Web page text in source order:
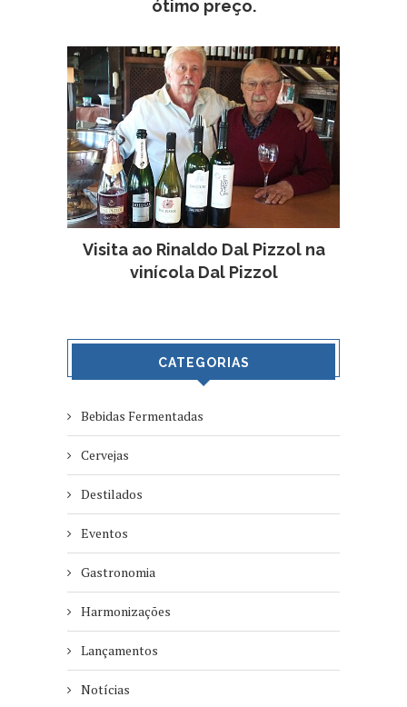
ótimo preço.
Visita ao Rinaldo Dal Pizzol na
vinícola Dal Pizzol
CATEGORIAS
Bebidas Fermentadas
Cervejas
Destilados
Eventos
Gastronomia
Harmonizações
Lançamentos
Notícias